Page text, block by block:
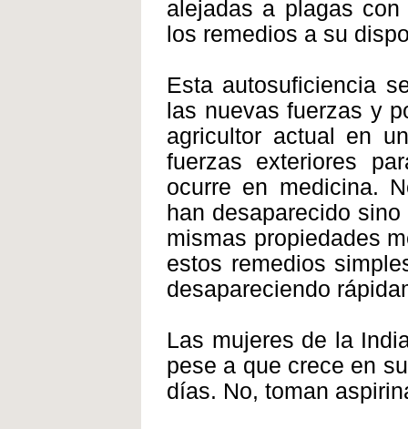
alejadas a plagas
los remedios a su
Esta autosuficiencia
las nuevas fuerzas y
agricultor actual en
fuerzas exteriores
ocurre en medicina.
han desaparecido
mismas propiedades
estos remedios
desapareciendo
Las mujeres de la
pese a que crece en
días. No, toman